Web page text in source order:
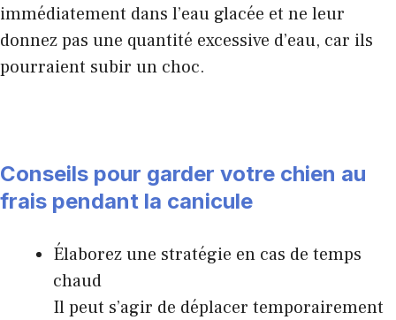
immédiatement dans l’eau glacée et ne leur
donnez pas une quantité excessive d’eau, car ils
pourraient subir un choc.
Conseils pour garder votre chien au
frais pendant la canicule
Élaborez une stratégie en cas de temps
chaud
Il peut s’agir de déplacer temporairement